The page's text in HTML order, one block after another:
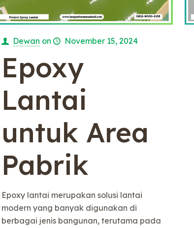
Dewan on November 15, 2024
Epoxy
Lantai
untuk Area
Pabrik
Epoxy lantai merupakan solusi lantai
modern yang banyak digunakan di
berbagai jenis bangunan, terutama pada